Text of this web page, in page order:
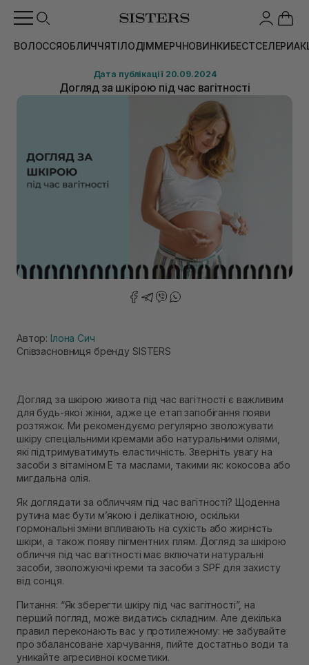
ВОЛОССЯОБЛИЧЧЯТІЛОДІММЕРЧНОВИНКИБЕСТСЕЛЕРИ
Дата публікації 20.09.2024
Догляд за шкірою під час вагітності
Автор: Ілона Сич
Співзасновниця бренду SISTERS
Догляд за шкірою живота під час вагітності є важливим
для будь-якої жінки, адже це етап запобігання появи
розтяжок. Ми рекомендуємо регулярно зволожувати
шкіру спеціальними кремами або натуральними оліями,
які підтримуватимуть еластичність. Зверніть увагу на
засоби з вітаміном Е та маслами, такими як: кокосова або
мигдальна олія.
Як доглядати за обличчям під час вагітності? Щоденна
рутина має бути м’якою і делікатною, оскільки
гормональні зміни впливають на сухість або жирність
шкіри, а також появу пігментних плям. Догляд за шкірою
обличчя під час вагітності має включати натуральні
засоби, зволожуючі креми та засоби з SPF для захисту
від сонця.
Питання: “Як зберегти шкіру під час вагітності”, на
перший погляд, може видатись складним. Але декілька
правил переконають вас у протилежному: не забувайте
про збалансоване харчування, пийте достатньо води та
уникайте агресивної косметики.